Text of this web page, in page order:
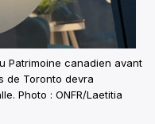
Patrimoine canadien avant
de Toronto devra
Photo : ONFR/Laetitia